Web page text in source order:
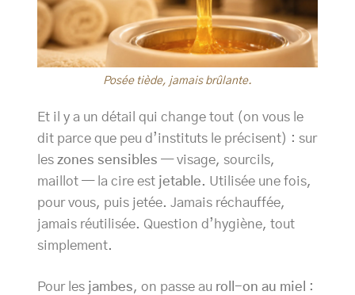
Posée tiède, jamais brûlante.
Et il y a un détail qui change tout (on vous le
dit parce que peu d’instituts le précisent) : sur
les zones sensibles — visage, sourcils,
maillot — la cire est jetable. Utilisée une fois,
pour vous, puis jetée. Jamais réchauffée,
jamais réutilisée. Question d’hygiène, tout
simplement.
Pour les jambes, on passe au roll-on au miel
: